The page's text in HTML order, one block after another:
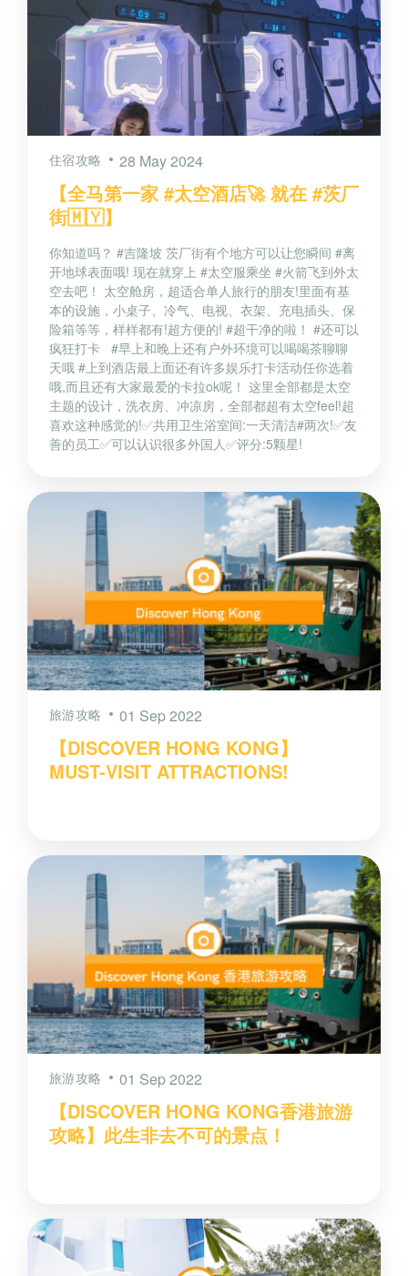
住宿攻略 28 May 2024
【全马第一家 #太空酒店🚀 就在 #茨厂
街🇲🇾】
你知道吗？ #吉隆坡 茨厂街有个地方可以让您瞬间 #离
开地球表面哦! 现在就穿上 #太空服乘坐 #火箭飞到外太
空去吧！ 太空舱房，超适合单人旅行的朋友!里面有基
本的设施，小桌子、冷气、电视、衣架、充电插头、保
险箱等等，样样都有!超方便的! #超干净的啦！ #还可以
疯狂打卡 #早上和晚上还有户外环境可以喝喝茶聊聊
天哦 #上到酒店最上面还有许多娱乐打卡活动任你选着
哦,而且还有大家最爱的卡拉ok呢！ 这里全部都是太空
主题的设计，洗衣房、冲凉房，全部都超有太空feel!超
喜欢这种感觉的!✅共用卫生浴室间:一天清洁#两次!✅友
善的员工✅可以认识很多外国人✅评分:5颗星!
旅游攻略 01 Sep 2022
【DISCOVER HONG KONG】
MUST-VISIT ATTRACTIONS!
旅游攻略 01 Sep 2022
【DISCOVER HONG KONG香港旅游
攻略】此生非去不可的景点！